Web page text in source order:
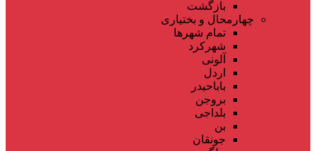
بازگشت
چهارمحال و بختیاری
تمام شهر‌ها
شهرکرد
آلونی
اردل
باباحیدر
بروجن
بلداجی
بن
جونقان